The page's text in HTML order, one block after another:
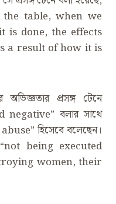
table, when we
is done, the effects
a result of how it is
প্রসঙ্গ টেনে
negative” বলার সাথে
হিসেবে বলেছেন।
being executed
women, their